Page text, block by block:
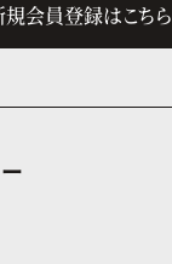
規会員登録はこちら